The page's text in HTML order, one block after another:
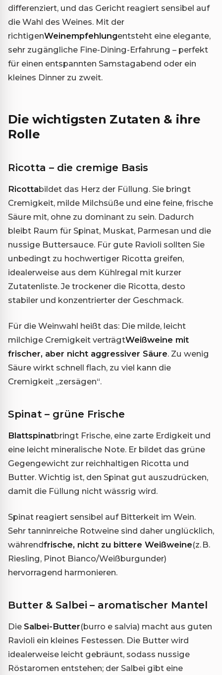
differenziert, und das Gericht reagiert sensibel auf
die Wahl des Weines. Mit der
richtigenWeinempfehlungentsteht eine elegante,
sehr zugängliche Fine-Dining-Erfahrung – perfekt
für einen entspannten Samstagabend oder ein
kleines Dinner zu zweit.
Die wichtigsten Zutaten & ihre
Rolle
Ricotta – die cremige Basis
Ricottabildet das Herz der Füllung. Sie bringt
Cremigkeit, milde Milchsüße und eine feine, frische
Säure mit, ohne zu dominant zu sein. Dadurch
bleibt Raum für Spinat, Muskat, Parmesan und die
nussige Buttersauce. Für gute Ravioli sollten Sie
unbedingt zu hochwertiger Ricotta greifen,
idealerweise aus dem Kühlregal mit kurzer
Zutatenliste. Je trockener die Ricotta, desto
stabiler und konzentrierter der Geschmack.
Für die Weinwahl heißt das: Die milde, leicht
milchige Cremigkeit verträgtWeißweine mit
frischer, aber nicht aggressiver Säure. Zu wenig
Säure wirkt schnell flach, zu viel kann die
Cremigkeit „zersägen“.
Spinat – grüne Frische
Blattspinatbringt Frische, eine zarte Erdigkeit und
eine leicht mineralische Note. Er bildet das grüne
Gegengewicht zur reichhaltigen Ricotta und
Butter. Wichtig ist, den Spinat gut auszudrücken,
damit die Füllung nicht wässrig wird.
Spinat reagiert sensibel auf Bitterkeit im Wein.
Sehr tanninreiche Rotweine sind daher unglücklich,
währendfrische, nicht zu bittere Weißweine(z. B.
Riesling, Pinot Bianco/Weißburgunder)
hervorragend harmonieren.
Butter & Salbei – aromatischer Mantel
Die Salbei-Butter(burro e salvia) macht aus guten
Ravioli ein kleines Festessen. Die Butter wird
idealerweise leicht gebräunt, sodass nussige
Röstaromen entstehen; der Salbei gibt eine